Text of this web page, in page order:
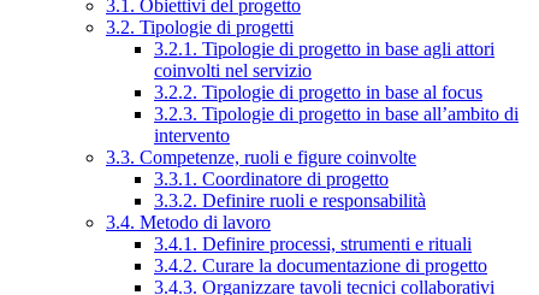
3.1. Obiettivi del progetto
3.2. Tipologie di progetti
3.2.1. Tipologie di progetto in base agli attori
coinvolti nel servizio
3.2.2. Tipologie di progetto in base al focus
3.2.3. Tipologie di progetto in base all’ambito di
intervento
3.3. Competenze, ruoli e figure coinvolte
3.3.1. Coordinatore di progetto
3.3.2. Definire ruoli e responsabilità
3.4. Metodo di lavoro
3.4.1. Definire processi, strumenti e rituali
3.4.2. Curare la documentazione di progetto
3.4.3. Organizzare tavoli tecnici collaborativi